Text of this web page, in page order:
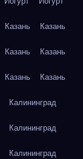
Казань Казань
Казань Казань
Казань Казань
Калининград
Калининград
Калининград